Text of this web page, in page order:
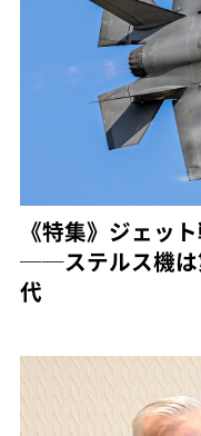
《特集》ジェッ
──ステルス機は
代